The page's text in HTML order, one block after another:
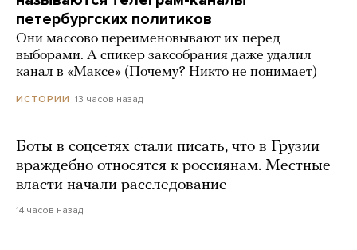
петербургских политиков
Они массово переименовывают их перед
выборами. А спикер заксобрания даже удалил
канал в «Максе» (Почему? Никто не понимает)
ИСТОРИИ 13 часов назад
Боты в соцсетях стали писать, что в Грузии
враждебно относятся к россиянам. Местные
власти начали расследование
14 часов назад